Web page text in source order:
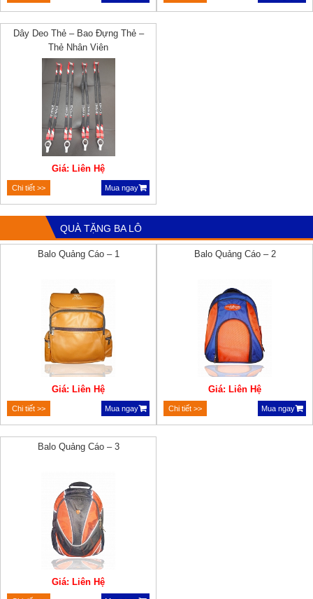
Dây Deo Thẻ – Bao Đựng Thẻ –
Thẻ Nhân Viên
Giá: Liên Hệ
Chi tiết >> Mua ngay
QUÀ TẶNG BA LÔ
Balo Quảng Cáo – 1
Giá: Liên Hệ
Chi tiết >> Mua ngay
Balo Quảng Cáo – 2
Giá: Liên Hệ
Chi tiết >> Mua ngay
Balo Quảng Cáo – 3
Giá: Liên Hệ